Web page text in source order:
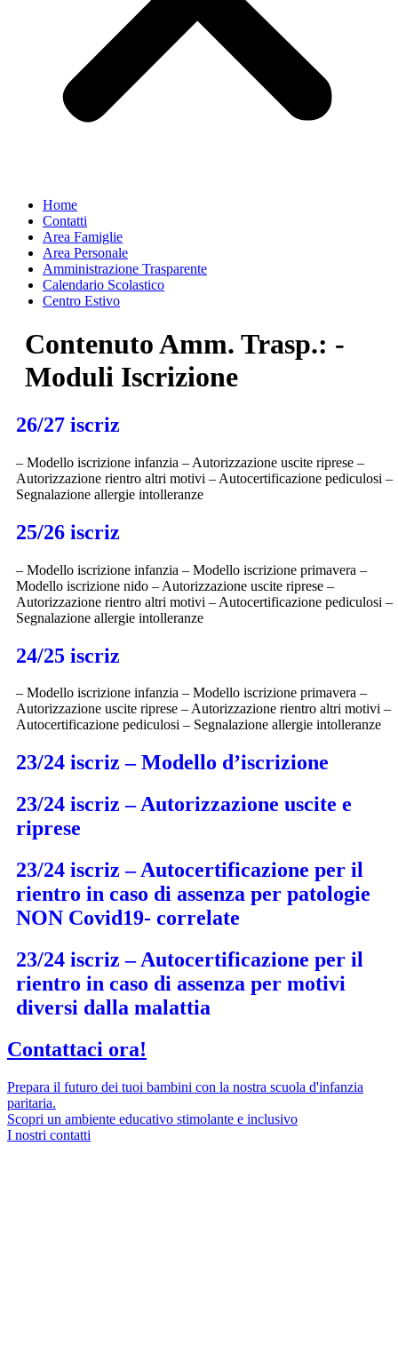
Home
Contatti
Area Famiglie
Area Personale
Amministrazione Trasparente
Calendario Scolastico
Centro Estivo
Contenuto Amm. Trasp.: -
Moduli Iscrizione
26/27 iscriz
– Modello iscrizione infanzia – Autorizzazione uscite riprese –
Autorizzazione rientro altri motivi – Autocertificazione pediculosi –
Segnalazione allergie intolleranze
25/26 iscriz
– Modello iscrizione infanzia – Modello iscrizione primavera –
Modello iscrizione nido – Autorizzazione uscite riprese –
Autorizzazione rientro altri motivi – Autocertificazione pediculosi –
Segnalazione allergie intolleranze
24/25 iscriz
– Modello iscrizione infanzia – Modello iscrizione primavera –
Autorizzazione uscite riprese – Autorizzazione rientro altri motivi –
Autocertificazione pediculosi – Segnalazione allergie intolleranze
23/24 iscriz – Modello d’iscrizione
23/24 iscriz – Autorizzazione uscite e
riprese
23/24 iscriz – Autocertificazione per il
rientro in caso di assenza per patologie
NON Covid19- correlate
23/24 iscriz – Autocertificazione per il
rientro in caso di assenza per motivi
diversi dalla malattia
Contattaci ora!
Prepara il futuro dei tuoi bambini con la nostra scuola d'infanzia
paritaria.
Scopri un ambiente educativo stimolante e inclusivo
I nostri contatti